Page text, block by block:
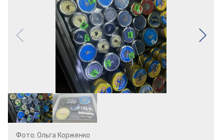
Фото: Ольга Корженко